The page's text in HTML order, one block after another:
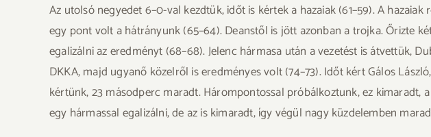
Az utolsó negyedet 6–0-val kezdtük, időt is kértek a hazaiak (61–59). A
egy pont volt a hátrányunk (65–64). Deanstől is jött azonban a trojka. Őrizte
egalizálni az eredményt (68–68). Jelenc hármasa után a vezetést is átvettük,
DKKA, majd ugyanő közelről is eredményes volt (74–73). Időt kért Gálos
kértünk, 23 másodperc maradt. Hárompontossal próbálkoztunk, ez kimaradt,
egy hármassal egalizálni, de az is kimaradt, így végül nagy küzdelemben